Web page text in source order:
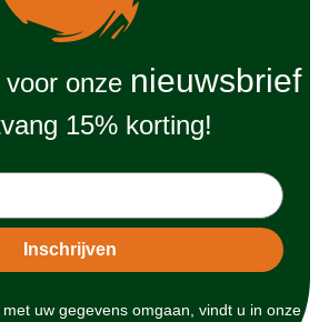
onze nieuwsbrief
15% korting!
uw gegevens omgaan, vindt u in onze